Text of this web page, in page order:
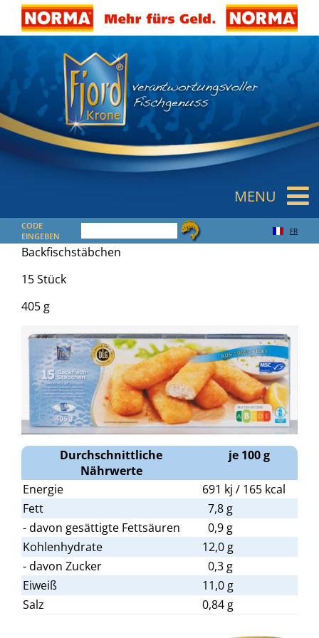
MENU
CODE
EINGEBEN
FR
Backfischstäbchen
15 Stück
405 g
Durchschnittliche
Nährwerte
je 100 g
Energie
691 kj / 165 kcal
Fett
7,8 g
- davon gesättigte Fettsäuren
0,9 g
Kohlenhydrate
12,0 g
- davon Zucker
0,3 g
Eiweiß
11,0 g
Salz
0,84 g